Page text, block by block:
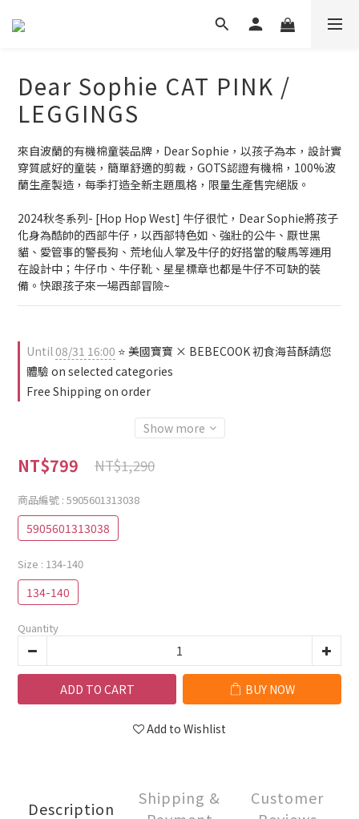
Dear Sophie CAT PINK /
LEGGINGS
來自波蘭的有機棉童裝品牌，Dear Sophie，以孩子為本，設計實
穿質感好的童裝，簡單舒適的剪裁，GOTS認證有機棉，100%波
蘭生產製造，每季打造全新主題風格，限量生產售完絕版。
2024秋冬系列- [Hop Hop West] 牛仔很忙，Dear Sophie將孩子
化身為酷帥的西部牛仔，以西部特色如、強壯的公牛、厭世黑
貓、愛管事的警長狗、荒地仙人掌及牛仔的好搭當的駿馬等運用
在設計中；牛仔巾、牛仔靴、星星標章也都是牛仔不可缺的裝
備。快跟孩子來一場西部冒險~
Until08/31 16:00 ⭐ 美國寶寶 × BEBECOOK 初食海苔酥請您
體驗 on selected categories
Free Shipping on order
Show more
NT$799 NT$1,290
商品編號 : 5905601313038
5905601313038
Size : 134-140
134-140
Quantity
ADD TO CART BUY NOW
Add to Wishlist
Description
Shipping &
Customer